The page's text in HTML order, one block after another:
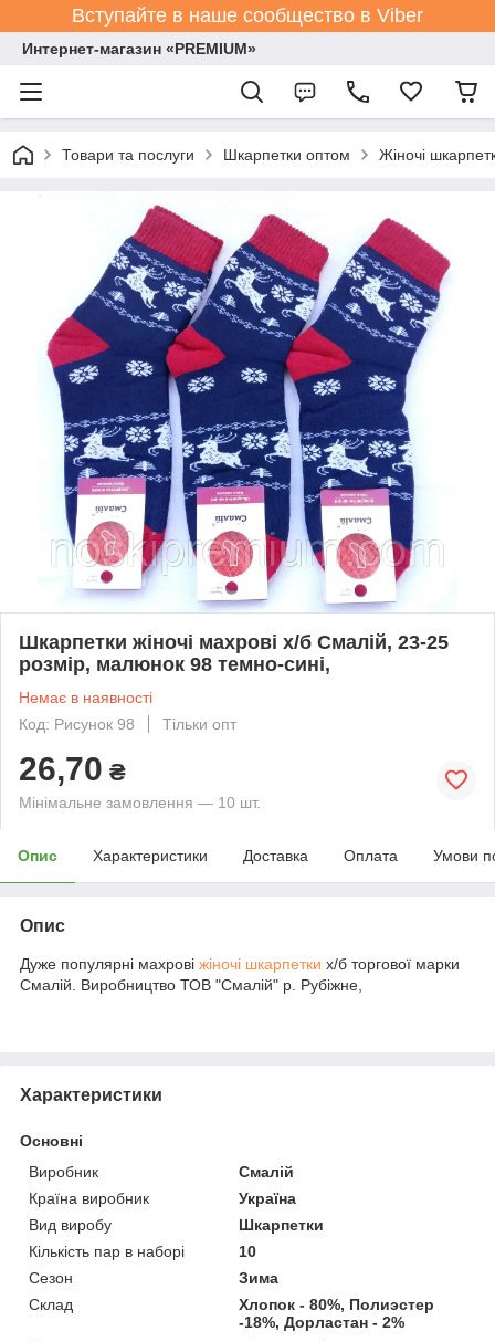
Вступайте в наше сообщество в Viber
Интернет-магазин «PREMIUM»
Товари та послуги Шкарпетки оптом Жіночі
Шкарпетки жіночі махрові х/б Смалій, 23-25
розмір, малюнок 98 темно-сині,
Немає в наявності
Код: Рисунок 98
Тільки опт
26,70 ₴
Мінімальне замовлення — 10 шт.
Опис Характеристики Доставка Оплата Умови
Опис
Дуже популярні махрові жіночі шкарпетки х/б торгової марки
Смалій. Виробництво ТОВ "Смалій" р. Рубіжне,
Характеристики
Основні
Виробник
Смалій
Країна виробник
Україна
Вид виробу
Шкарпетки
Кількість пар в наборі
10
Сезон
Зима
Склад
Хлопок - 80%, Полиэстер
-18%, Дорластан - 2%